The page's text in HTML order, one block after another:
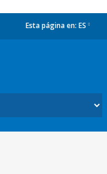
Esta página en: ES